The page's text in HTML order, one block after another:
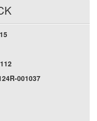
001037